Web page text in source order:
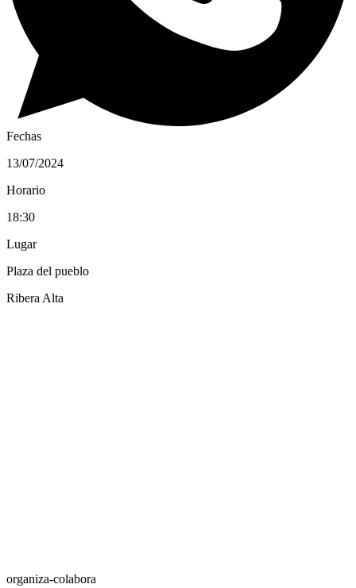
Fechas
13/07/2024
Horario
18:30
Lugar
Plaza del pueblo
Ribera Alta
organiza-colabora